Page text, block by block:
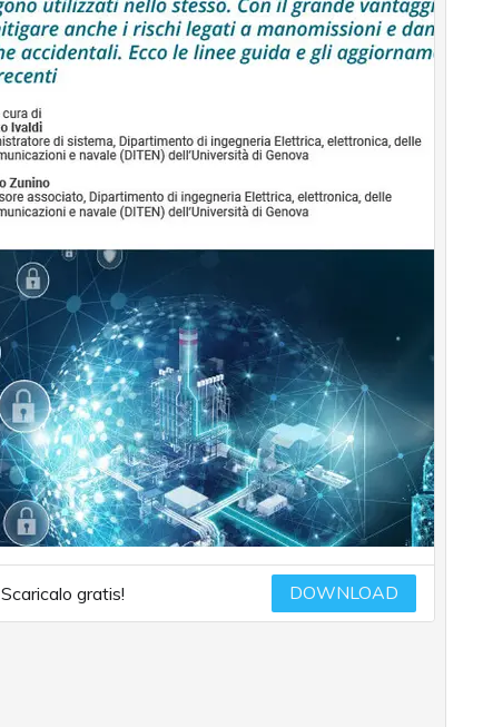
Scaricalo gratis! DOWNLOAD